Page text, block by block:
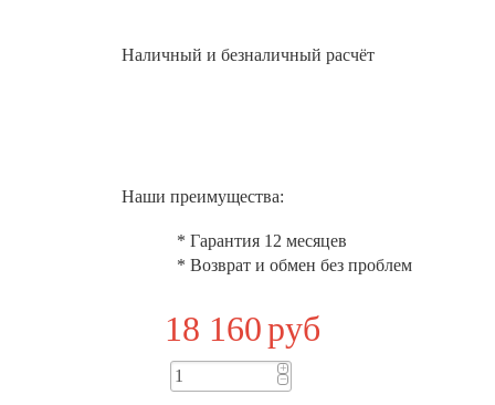
Наличный и безналичный расчёт
Наши преимущества:
* Гарантия 12 месяцев
* Возврат и обмен без проблем
18 160руб
+
−